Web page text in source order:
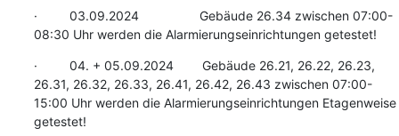
·         03.09.2024                 Gebäude 26.34 zwischen 07:00-
08:30 Uhr werden die Alarmierungseinrichtungen getestet!
·         04. + 05.09.2024        Gebäude 26.21, 26.22, 26.23,
26.31, 26.32, 26.33, 26.41, 26.42, 26.43 zwischen 07:00-
15:00 Uhr werden die Alarmierungseinrichtungen Etagenweise
getestet!